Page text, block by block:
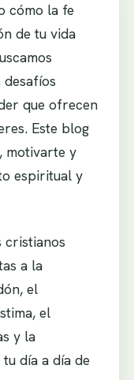
cómo la fe
de tu vida
que ofrecen
Este blog
motivarte y
espiritual y
cristianos
a la
el
el
y la
día a día de